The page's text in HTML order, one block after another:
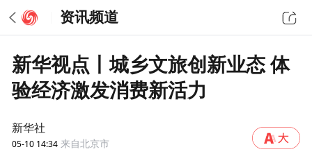
资讯频道
新华视点丨城乡文旅创新业态 体
验经济激发消费新活力
新华社
05-10 14:34 来自北京市